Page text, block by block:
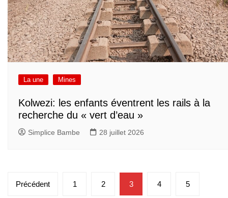
La une Mines
Kolwezi: les enfants éventrent les rails à la
recherche du « vert d’eau »
Simplice Bambe 28 juillet 2026
Pagination
Précédent 1 2 3 4 5